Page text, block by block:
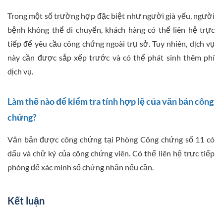
Trong một số trường hợp đặc biệt như người già yếu, người
bệnh không thể di chuyển, khách hàng có thể liên hệ trực
tiếp để yêu cầu công chứng ngoài trụ sở. Tuy nhiên, dịch vụ
này cần được sắp xếp trước và có thể phát sinh thêm phí
dịch vụ.
Làm thế nào để kiểm tra tính hợp lệ của văn bản công
chứng?
Văn bản được công chứng tại Phòng Công chứng số 11 có
dấu và chữ ký của công chứng viên. Có thể liên hệ trực tiếp
phòng để xác minh số chứng nhận nếu cần.
Kết luận